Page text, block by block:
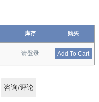
库存 购买
请登录 Add To Cart
咨询/评论